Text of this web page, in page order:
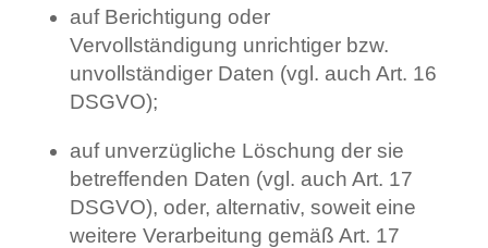
auf Berichtigung oder
Vervollständigung unrichtiger bzw.
unvollständiger Daten (vgl. auch Art. 16
DSGVO);
auf unverzügliche Löschung der sie
betreffenden Daten (vgl. auch Art. 17
DSGVO), oder, alternativ, soweit eine
weitere Verarbeitung gemäß Art. 17